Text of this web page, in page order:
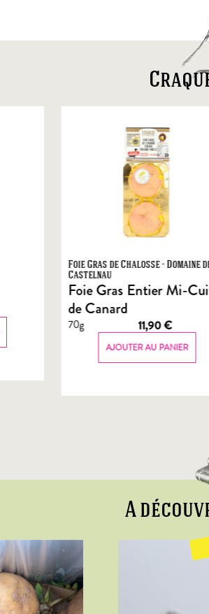
Foie Gras de Chalosse - Domaine
Castelnau
Foie Gras Entier Mi-
de Canard
70g 11,90€
AJOUTER AU PANIER
A